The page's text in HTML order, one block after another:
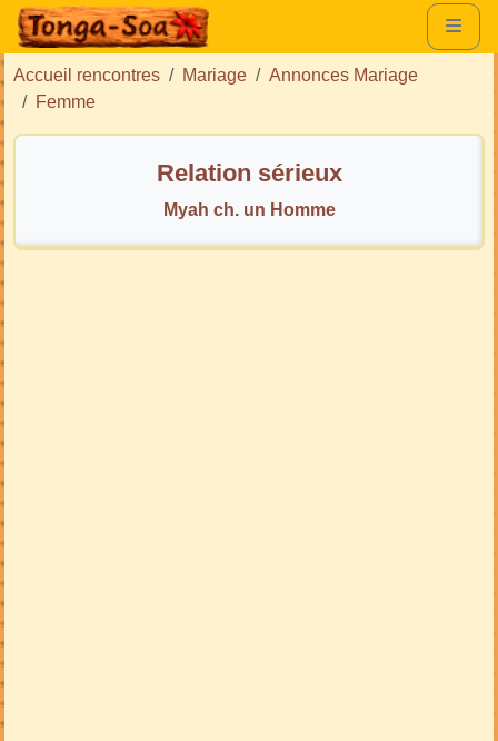
Accueil rencontres Mariage
Annonces Mariage
Femme
Relation sérieux
Myah ch. un Homme